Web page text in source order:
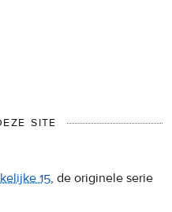
SITE
15, de originele serie